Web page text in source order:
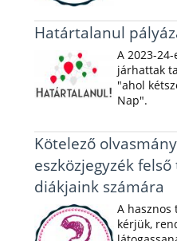
Határtalanul
A 2023-
járhattak
"ahol
Nap".
Kötelező
eszközjegyzék
diákjaink számára
A
kérjük,